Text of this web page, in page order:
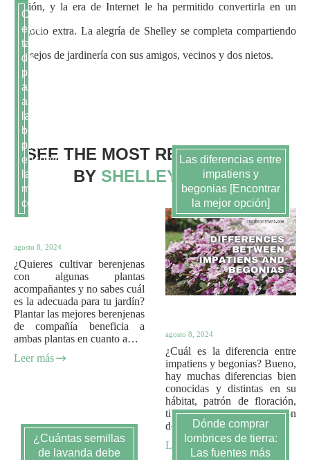
pasión, y la era de Internet le ha permitido convertirla en un
negocio extra. La alegría de Shelley se completa compartiendo
consejos de jardinería con sus amigos, vecinos y dos nietos.
SEE THE MOST RECENT POSTS
BY SHELLEY RYFFE
Consulta
esta
tabla
de
plantas
asociadas
a
la
berenjena
para
encontrar
las
mejores
compañeras
agosto 8, 2024
¿Quieres cultivar berenjenas
con algunas plantas
acompañantes y no sabes cuál
es la adecuada para tu jardín?
Plantar las mejores berenjenas
de compañía beneficia a
ambas plantas en cuanto a…
Leer más
Las diferencias entre
impatiens y
begonias [Encontrar
la mejor opción]
agosto 8, 2024
¿Cuál es la diferencia entre
impatiens y begonias? Bueno,
hay muchas diferencias bien
conocidas y distintas en su
hábitat, patrón de floración,
tipo de semilla, determinación
del sexo, tipos de…
Leer más
¿Cuántas semillas
de lavanda debe
Dónde comprar
lombrices de tierra:
Las fuentes más